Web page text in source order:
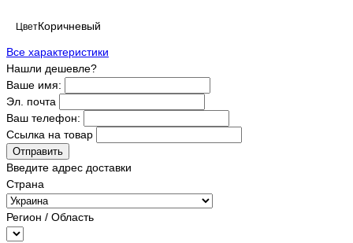
ЦветКоричневый
Все характеристики
Нашли дешевле?
Ваше имя:
Эл. почта
Ваш телефон:
Ссылка на товар
Отправить
Введите адрес доставки
Страна
Регион / Область